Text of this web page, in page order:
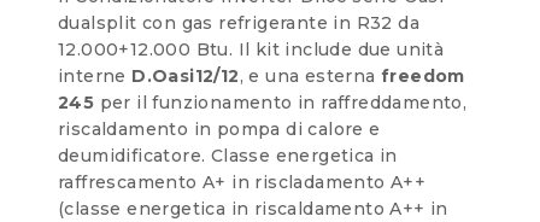
dualsplit con gas refrigerante in R32 da
12.000+12.000 Btu. Il kit include due unità
interne D.Oasi12/12, e una esternafreedom
245 per il funzionamento in raffreddamento,
riscaldamento in pompa di calore e
deumidificatore. Classe energetica in
raffrescamento A+ in riscladamento A++
(classe energetica in riscaldamento A++ in